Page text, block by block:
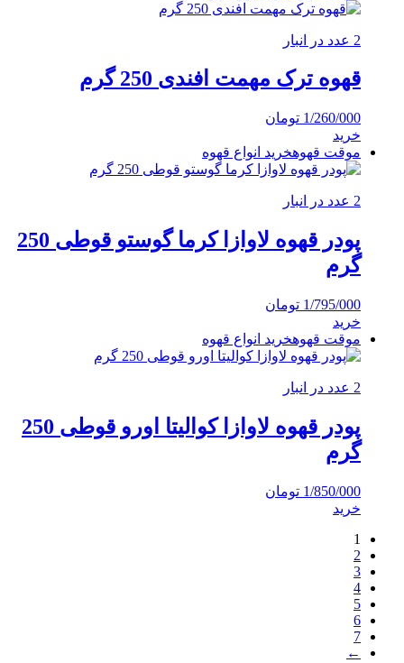
2 عدد در انبار
قهوه ترک مهمت افندی 250 گرم
1/260/000 تومان
خرید
موقت قهوهخرید انواع قهوه
2 عدد در انبار
پودر قهوه لاوازا کرما گوستو قوطی 250
گرم
1/795/000 تومان
خرید
موقت قهوهخرید انواع قهوه
2 عدد در انبار
پودر قهوه لاوازا کوالیتا اورو قوطی 250
گرم
1/850/000 تومان
خرید
1
2
3
4
5
6
7
←